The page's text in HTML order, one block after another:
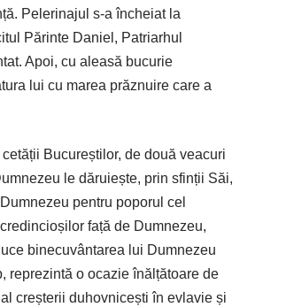
Pelerinajul s-a încheiat la
Părinte Daniel, Patriarhul
Apoi, cu aleasă bucurie
lui cu marea prăznuire care a
Bucureștilor, de două veacuri
le dăruiește, prin sfinții Săi,
pentru poporul cel
față de Dumnezeu,
binecuvântarea lui Dumnezeu
reprezintă o ocazie înălțătoare de
creșterii duhovnicești în evlavie și